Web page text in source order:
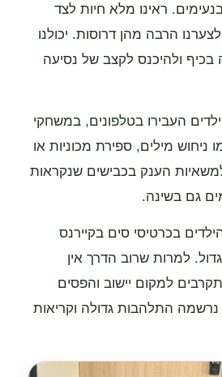
ראינו מלא חיות לצד
הרבה מהן דרוסות. יכולנו
בכיף ולהיכנס לקצב של נסיעה
העבירו בטלפונים, במשחקי
מילים, ספירת מכוניות או
הענק בכבישים שנקראות
בכרטיסי סים בקיירנס
למרות שרוב הדרך אין
למקום יישוב והפסים
נרשמה התלהבות גדולה וקריאות